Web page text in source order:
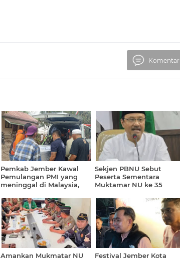
Komentar
Pemkab Jember Kawal
Pemulangan PMI yang
meninggal di Malaysia,
Dirumah Duka
Sekjen PBNU Sebut
Peserta Sementara
Muktamar NU ke 35
Amankan Mukmatar NU Festival Jember Kota